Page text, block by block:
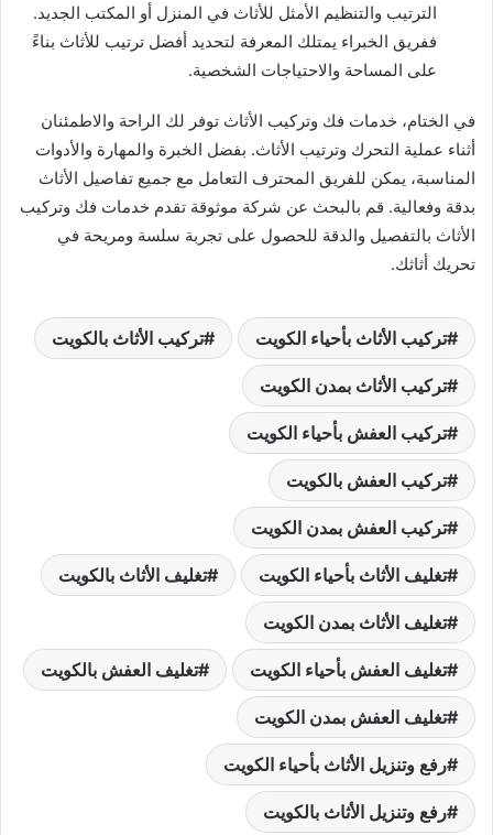
الترتيب والتنظيم الأمثل للأثاث في المنزل أو المكتب الجديد.
ففريق الخبراء يمتلك المعرفة لتحديد أفضل ترتيب للأثاث بناءً
على المساحة والاحتياجات الشخصية.
في الختام، خدمات فك وتركيب الأثاث توفر لك الراحة والاطمئنان
أثناء عملية التحرك وترتيب الأثاث. بفضل الخبرة والمهارة والأدوات
المناسبة، يمكن للفريق المحترف التعامل مع جميع تفاصيل الأثاث
بدقة وفعالية. قم بالبحث عن شركة موثوقة تقدم خدمات فك وتركيب
الأثاث بالتفصيل والدقة للحصول على تجربة سلسة ومريحة في
تحريك أثاثك.
تركيب الأثاث بأحياء الكويت تركيب الأثاث بالكويت
تركيب الأثاث بمدن الكويت
تركيب العفش بأحياء الكويت
تركيب العفش بالكويت
تركيب العفش بمدن الكويت
تغليف الأثاث بأحياء الكويت تغليف الأثاث بالكويت
تغليف الأثاث بمدن الكويت
تغليف العفش بأحياء الكويت تغليف العفش بالكويت
تغليف العفش بمدن الكويت
رفع وتنزيل الأثاث بأحياء الكويت
رفع وتنزيل الأثاث بالكويت